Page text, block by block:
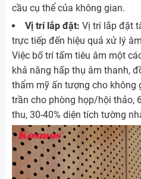
cầu cụ thể của không gian.
Vị trí lắp đặt: Vị trí lắp đặt
trực tiếp đến hiệu quả xử lý
Việc bố trí tấm tiêu âm một
khả năng hấp thụ âm thanh,
thẩm mỹ ấn tượng cho không
trần cho phòng họp/hội thảo,
thu, 30-40% diện tích tường